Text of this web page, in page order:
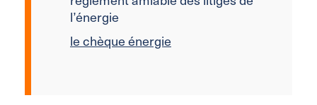
l’énergie
le chèque énergie